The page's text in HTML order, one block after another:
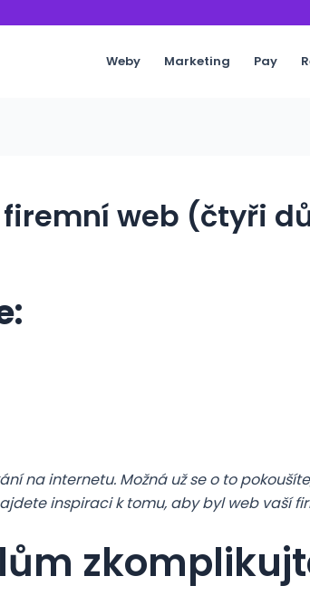
Weby Marketing Pay
web (čtyři
na internetu. Možná už se o to
inspiraci k tomu, aby byl web vaší